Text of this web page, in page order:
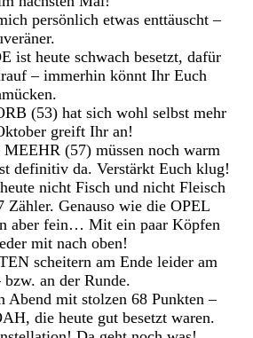
persönlich etwas enttäuscht –
ist heute schwach besetzt, dafür
– immerhin könnt Ihr Euch
(53) hat sich wohl selbst mehr
greift Ihr an!
(57) müssen noch warm
definitiv da. Verstärkt Euch klug!
nicht Fisch und nicht Fleisch
Zähler. Genauso wie die OPEL
aber fein… Mit ein paar Köpfen
mit nach oben!
scheitern am Ende leider am
an der Runde.
Abend mit stolzen 68 Punkten –
die heute gut besetzt waren.